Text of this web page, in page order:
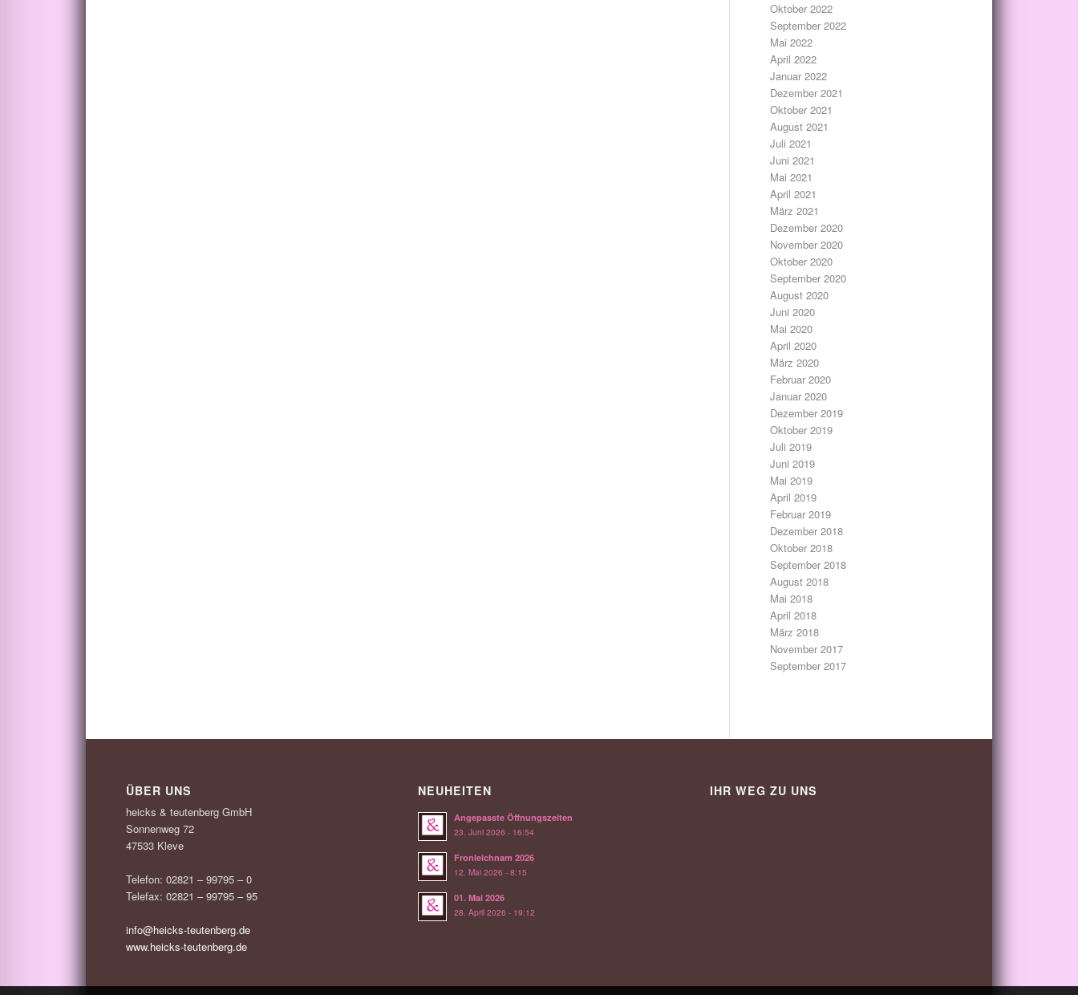
Oktober 2022
September 2022
Mai 2022
April 2022
Januar 2022
Dezember 2021
Oktober 2021
August 2021
Juli 2021
Juni 2021
Mai 2021
April 2021
März 2021
Dezember 2020
November 2020
Oktober 2020
September 2020
August 2020
Juni 2020
Mai 2020
April 2020
März 2020
Februar 2020
Januar 2020
Dezember 2019
Oktober 2019
Juli 2019
Juni 2019
Mai 2019
April 2019
Februar 2019
Dezember 2018
Oktober 2018
September 2018
August 2018
Mai 2018
April 2018
März 2018
November 2017
September 2017
ÜBER UNS
heicks & teutenberg GmbH
Sonnenweg 72
47533 Kleve
Telefon: 02821 – 99795 – 0
Telefax: 02821 – 99795 – 95
info@heicks-teutenberg.de
www.heicks-teutenberg.de
NEUHEITEN
Angepasste Öffnungszeiten
23. Juni 2026 - 16:54
Fronleichnam 2026
12. Mai 2026 - 8:15
01. Mai 2026
28. April 2026 - 19:12
IHR WEG ZU UNS